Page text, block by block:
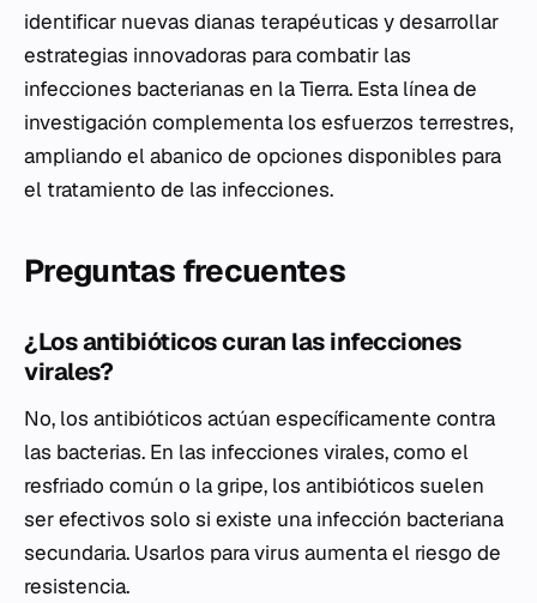
identificar nuevas dianas terapéuticas y desarrollar
estrategias innovadoras para combatir las
infecciones bacterianas en la Tierra. Esta línea de
investigación complementa los esfuerzos terrestres,
ampliando el abanico de opciones disponibles para
el tratamiento de las infecciones.
Preguntas frecuentes
¿Los antibióticos curan las infecciones
virales?
No, los antibióticos actúan específicamente contra
las bacterias. En las infecciones virales, como el
resfriado común o la gripe, los antibióticos suelen
ser efectivos solo si existe una infección bacteriana
secundaria. Usarlos para virus aumenta el riesgo de
resistencia.